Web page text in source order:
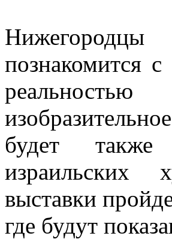
познакомится
будет также
израильских
выставки
где будут